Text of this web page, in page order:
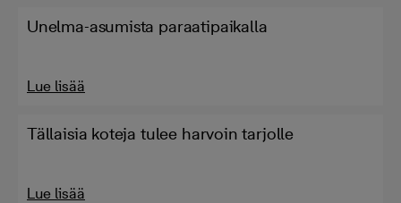
Unelma-asumista paraatipaikalla
Lue lisää
Tällaisia koteja tulee harvoin tarjolle
Lue lisää